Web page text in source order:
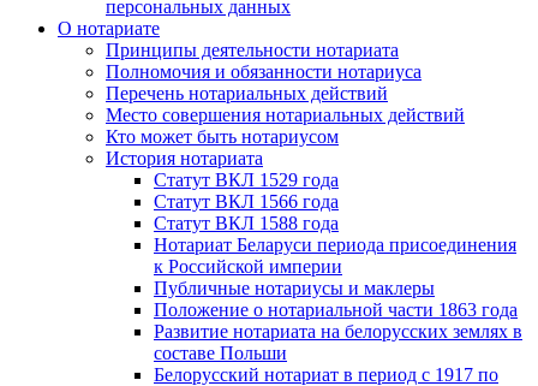
персональных данных
О нотариате
Принципы деятельности нотариата
Полномочия и обязанности нотариуса
Перечень нотариальных действий
Место совершения нотариальных действий
Кто может быть нотариусом
История нотариата
Статут ВКЛ 1529 года
Статут ВКЛ 1566 года
Статут ВКЛ 1588 года
Нотариат Беларуси периода присоединения
к Российской империи
Публичные нотариусы и маклеры
Положение о нотариальной части 1863 года
Развитие нотариата на белорусских землях в
составе Польши
Белорусский нотариат в период с 1917 по